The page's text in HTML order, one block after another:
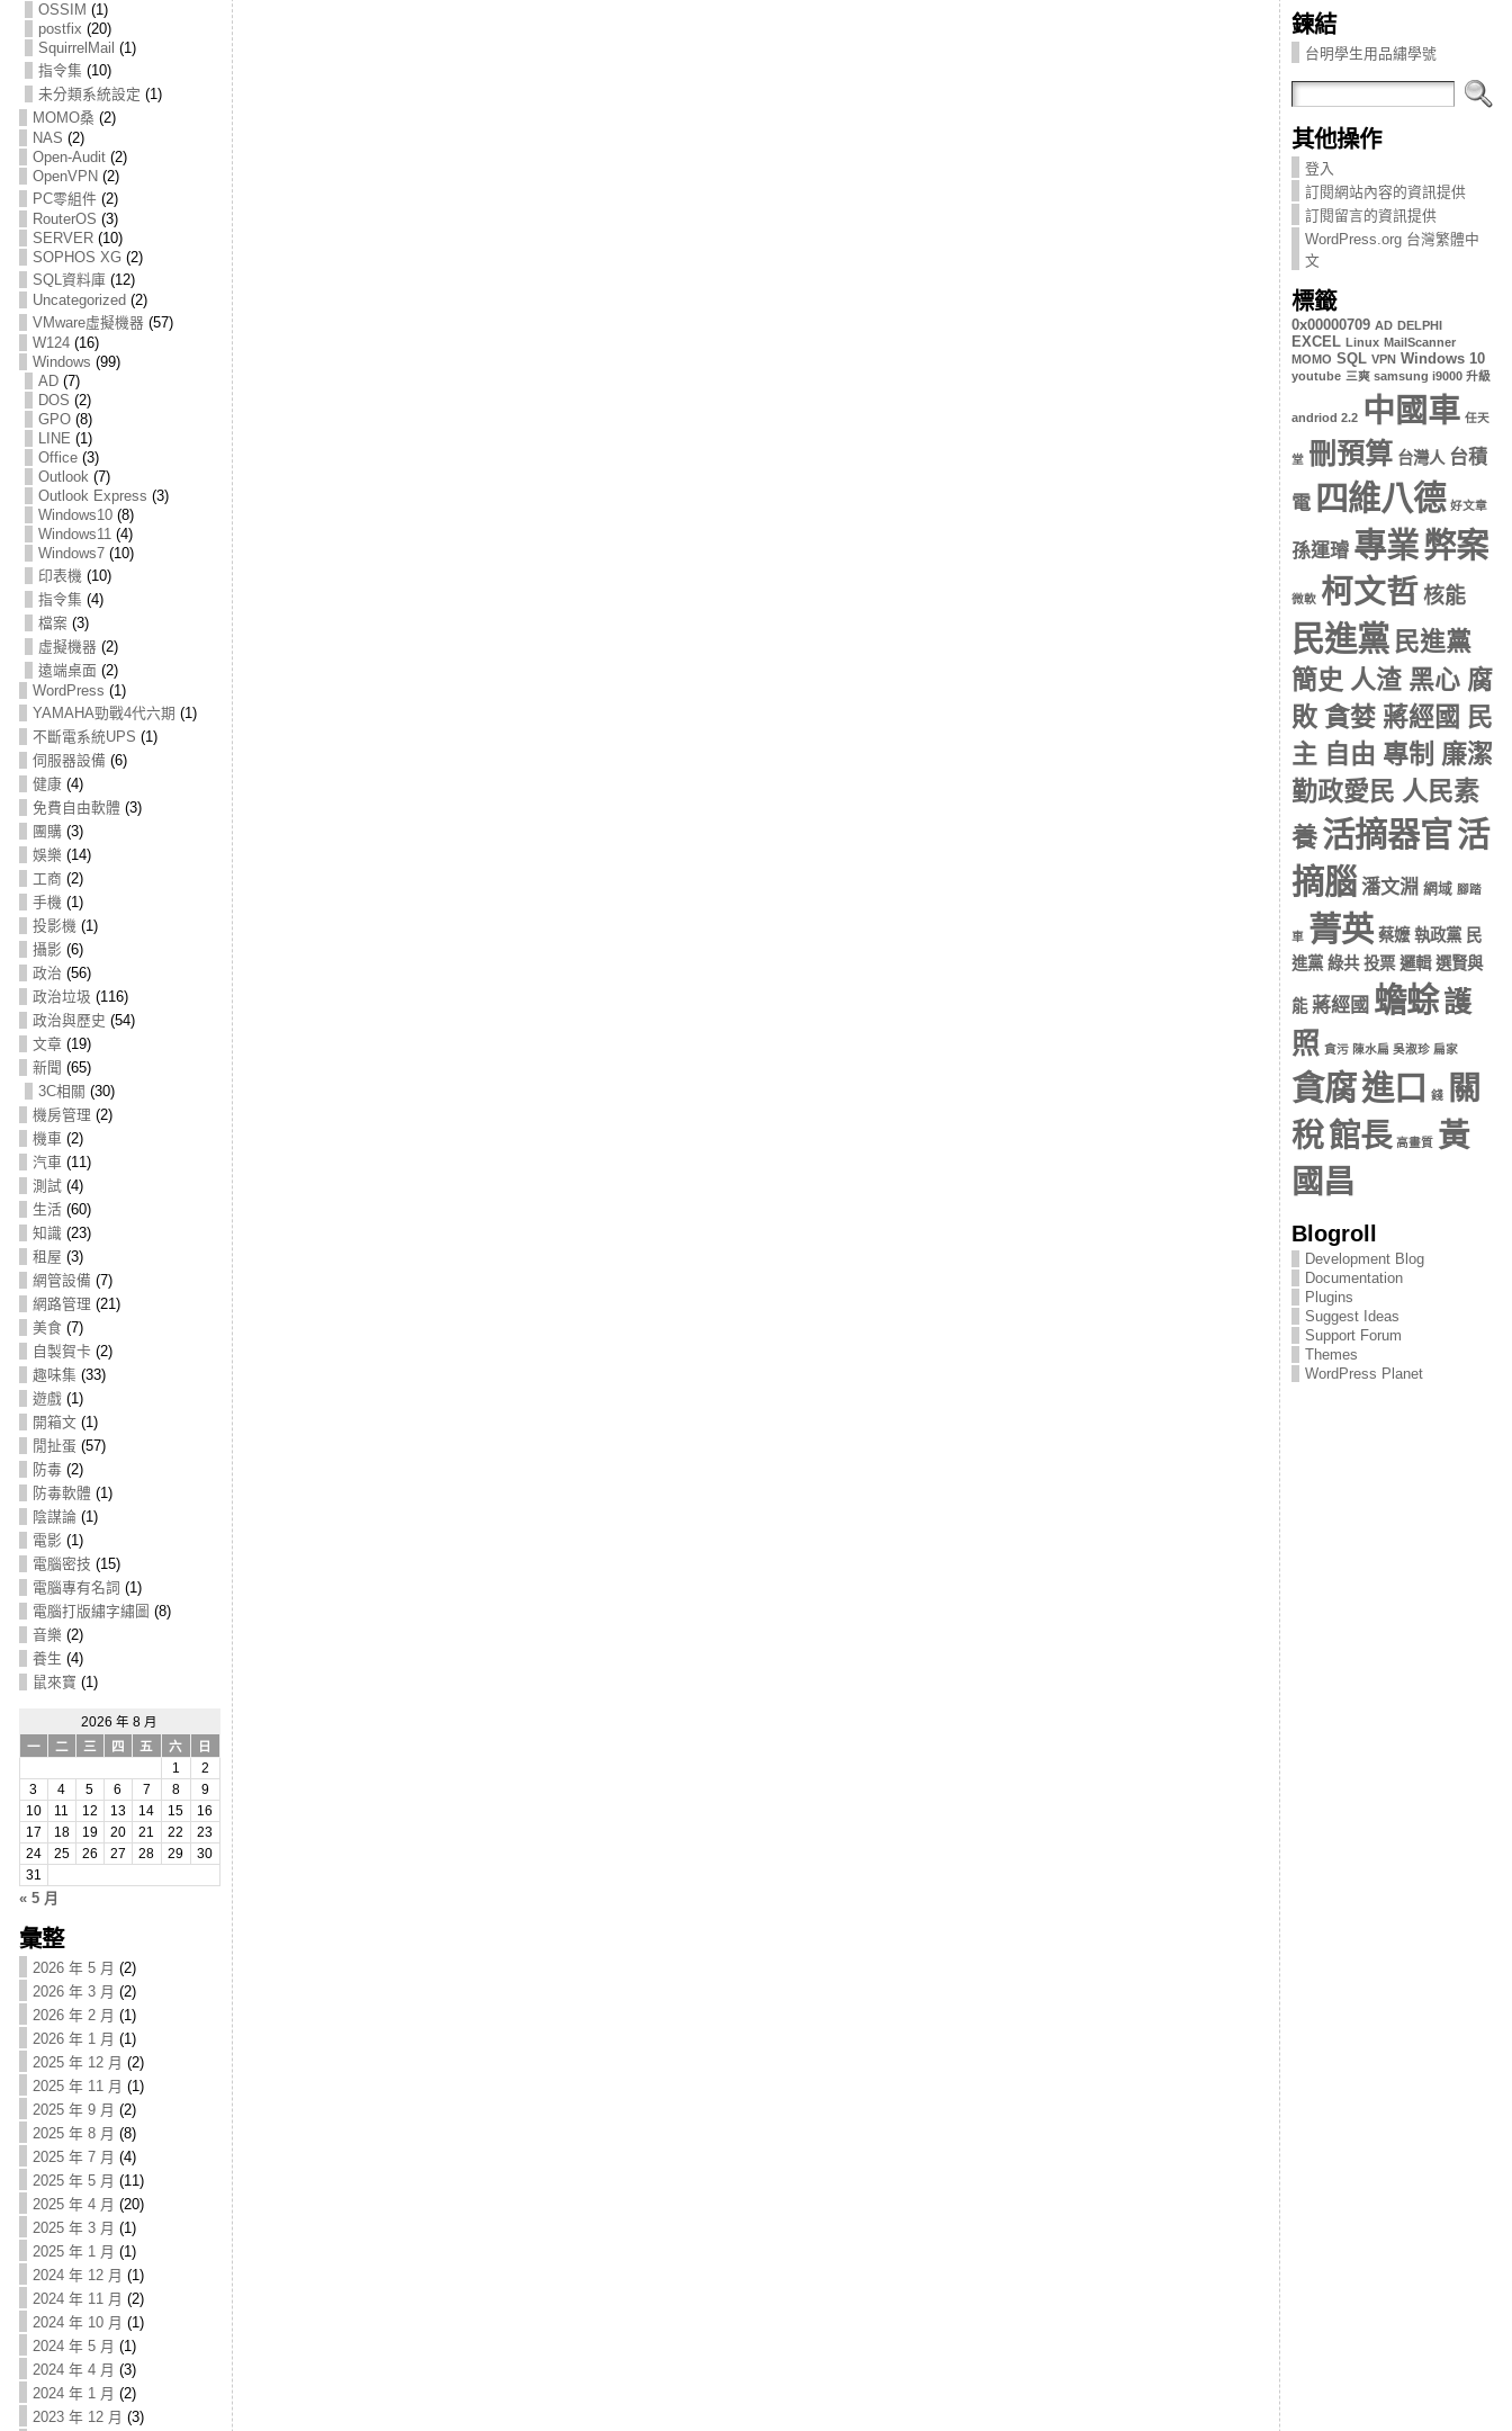
OSSIM (1)
postfix (20)
SquirrelMail (1)
指令集 (10)
未分類系統設定 (1)
MOMO桑 (2)
NAS (2)
Open-Audit(2)
OpenVPN (2)
PC零組件(2)
RouterOS (3)
SERVER(10)
SOPHOS XG (2)
SQL資料庫(12)
Uncategorized (2)
VMware虛擬機器 (57)
W124(16)
Windows (99)
AD(7)
DOS (2)
GPO(8)
LINE (1)
Office(3)
Outlook(7)
Outlook Express (3)
Windows10(8)
Windows11(4)
Windows7(10)
印表機 (10)
指令集 (4)
檔案 (3)
虛擬機器 (2)
遠端桌面 (2)
WordPress (1)
YAMAHA勁戰4代六期 (1)
不斷電系統UPS (1)
伺服器設備 (6)
健康(4)
免費自由軟體 (3)
團購(3)
娛樂 (14)
工商 (2)
手機 (1)
投影機 (1)
攝影 (6)
政治 (56)
政治垃圾 (116)
政治與歷史 (54)
文章 (19)
新聞 (65)
3C相關 (30)
機房管理 (2)
機車(2)
汽車(11)
測試(4)
生活(60)
知識 (23)
租屋 (3)
網管設備 (7)
網路管理 (21)
美食 (7)
自製賀卡 (2)
趣味集 (33)
遊戲(1)
開箱文(1)
閒扯蛋 (57)
防毒(2)
防毒軟體 (1)
陰謀論(1)
電影 (1)
電腦密技 (15)
電腦專有名詞 (1)
電腦打版繡字繡圖 (8)
音樂 (2)
養生 (4)
鼠來寶 (1)
2026 年 8 月
一
二 三 四 五 六
日
1
2
3
4 5 6 7 8
9
10
11 12 13 14 15
16
17
18 19 20 21 22
23
24
25 26 27 28 29
30
31
« 5 月
彙整
2026 年 5 月 (2)
2026 年 3 月 (2)
2026 年 2 月 (1)
2026 年 1 月 (1)
2025 年 12 月 (2)
2025 年 11 月 (1)
2025 年 9 月 (2)
2025 年 8 月 (8)
2025 年 7 月 (4)
2025 年 5 月 (11)
2025 年 4 月 (20)
2025 年 3 月 (1)
2025 年 1 月 (1)
2024 年 12 月 (1)
2024 年 11 月 (2)
2024 年 10 月 (1)
2024 年 5 月 (1)
2024 年 4 月 (3)
2024 年 1 月 (2)
2023 年 12 月 (3)
鍊結
台明學生用品繡學號
其他操作
登入
訂閱網站內容的資訊提供
訂閱留言的資訊提供
WordPress.org 台灣繁體中
文
標籤
0x00000709 AD DELPHI
EXCEL Linux MailScanner
MOMO SQL VPN Windows 10
youtube 三爽 samsung i9000 升級
andriod 2.2 中國車 任天
堂 刪預算 台灣人 台積
電 四維八德 好文章
孫運璿 專業弊案
微軟 柯文哲 核能
民進黨 民進黨
簡史 人渣 黑心 腐
敗 貪婪 蔣經國 民
主 自由 專制 廉潔
勤政愛民 人民素
養 活摘器官活
摘腦 潘文淵 網域 腳踏
車 菁英 蔡嬤 執政黨 民
進黨 綠共 投票 邏輯 選賢與
能 蔣經國 蟾蜍護
照 貪污 陳水扁 吳淑珍 扁家
貪腐進口 錢
關
稅館長 高畫質 黃
國昌
Blogroll
Development Blog
Documentation
Plugins
Suggest Ideas
Support Forum
Themes
WordPress Planet